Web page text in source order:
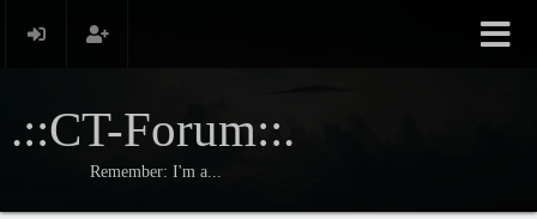
.::CT-Forum::.
Remember: I'm a...